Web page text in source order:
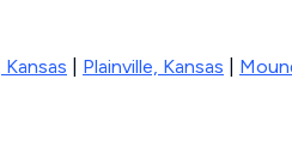
Kansas Plainville, Kansas